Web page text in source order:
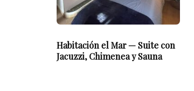
Habitación el Mar — Suite con
Jacuzzi, Chimenea y Sauna